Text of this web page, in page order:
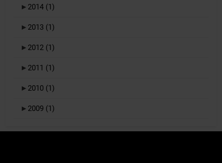
► 2014 (1)
► 2013 (1)
► 2012 (1)
► 2011 (1)
► 2010 (1)
► 2009 (1)